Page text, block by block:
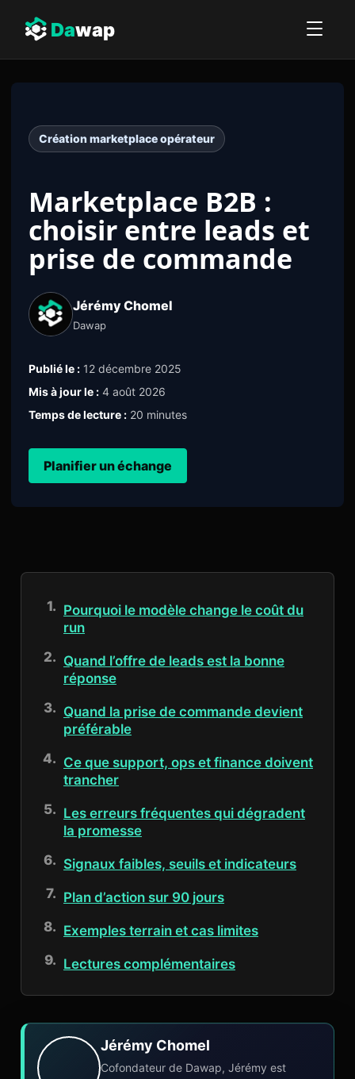
Dawap
Création marketplace opérateur
Marketplace B2B :
choisir entre leads et
prise de commande
Jérémy Chomel
Dawap
Publié le : 12 décembre 2025
Mis à jour le : 4 août 2026
Temps de lecture : 20 minutes
Planifier un échange
Pourquoi le modèle change le coût du
run
Quand l’offre de leads est la bonne
réponse
Quand la prise de commande devient
préférable
Ce que support, ops et finance doivent
trancher
Les erreurs fréquentes qui dégradent
la promesse
Signaux faibles, seuils et indicateurs
Plan d’action sur 90 jours
Exemples terrain et cas limites
Lectures complémentaires
Jérémy Chomel
Cofondateur de Dawap, Jérémy est